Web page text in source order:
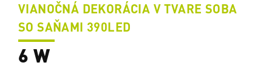
VIANOČNÁ DEKORÁCIA V TVARE SOBA
SO SAŇAMI 390LED
6 W